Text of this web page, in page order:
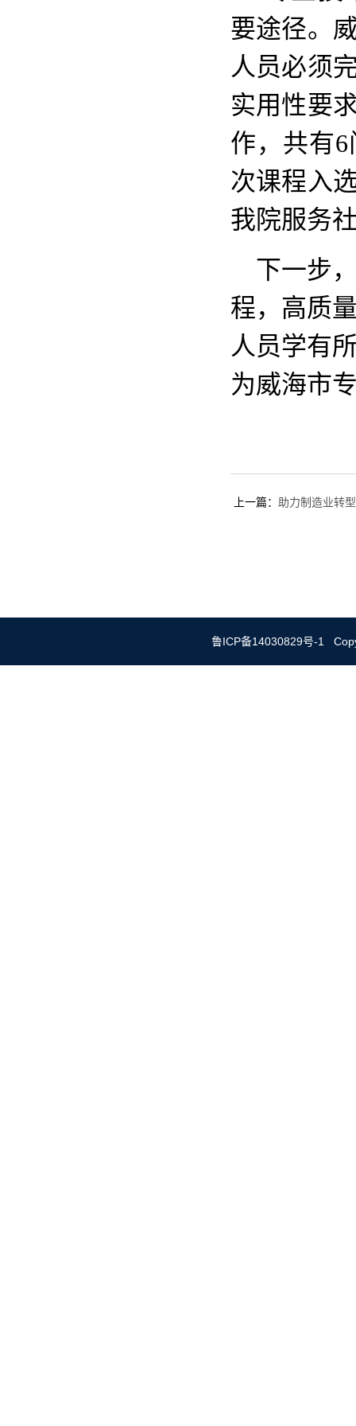
要途径。
人员必须
实用性要
作，共有
次课程入
我院服务
下一步
程，高质
人员学有
为威海市
上一篇： 助力制造业转
鲁ICP备14030829号-1